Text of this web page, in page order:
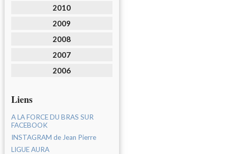
2010
2009
2008
2007
2006
Liens
A LA FORCE DU BRAS SUR
FACEBOOK
INSTAGRAM de Jean Pierre
LIGUE AURA